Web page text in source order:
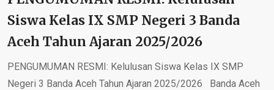
Siswa Kelas IX SMP Negeri 3 Banda
Aceh Tahun Ajaran 2025/2026
PENGUMUMAN RESMI: Kelulusan Siswa Kelas IX SMP
Negeri 3 Banda Aceh Tahun Ajaran 2025/2026 Banda Aceh